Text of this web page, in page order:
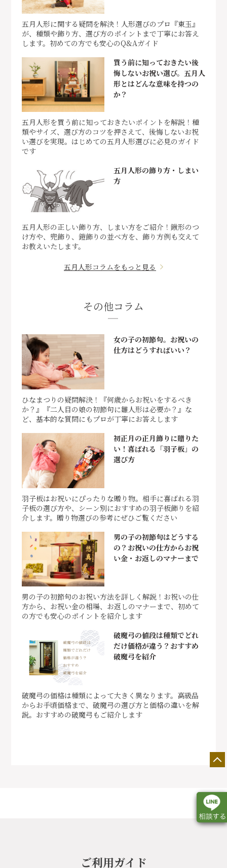
五月人形に関する疑問を解決！人形選びのプロ『東玉』
が、種類や飾り方、選び方のポイントまで丁寧にお答え
します。初めての方でも安心のQ&Aガイド
買う前に知っておきたい後
悔しないお祝い選び。五月人
形とはどんな意味を持つの
か？
五月人形を買う前に知っておきたいポイントを解説！種
類やサイズ、選び方のコツを押さえて、後悔しないお祝
い選びを実現。はじめての五月人形選びに必見のガイド
です
五月人形の飾り方・しまい
方
五月人形の正しい飾り方、しまい方をご紹介！鍬形のつ
け方や、兜飾り、鎧飾りの並べ方を、飾り方例も交えて
お教えいたします。
五月人形コラムをもっと見る
その他コラム
女の子の初節句。お祝いの
仕方はどうすればいい？
ひなまつりの疑問解決！『何歳からお祝いをするべき
か？』『二人目の娘の初節句に雛人形は必要か？』な
ど、基本的な質問にもプロが丁寧にお答えします
初正月の正月飾りに贈りた
い！喜ばれる「羽子板」の
選び方
羽子板はお祝いにぴったりな贈り物。相手に喜ばれる羽
子板の選び方や、シーン別におすすめの羽子板飾りを紹
介します。贈り物選びの参考にぜひご覧ください
男の子の初節句はどうする
の？お祝いの仕方からお祝
い金・お返しのマナーまで
男の子の初節句のお祝い方法を詳しく解説！お祝いの仕
方から、お祝い金の相場、お返しのマナーまで、初めて
の方でも安心のポイントを紹介します
破魔弓の値段は種類でどれ
だけ価格が違う？おすすめ
破魔弓を紹介
破魔弓の価格は種類によって大きく異なります。高級品
からお手頃価格まで、破魔弓の選び方と価格の違いを解
説。おすすめの破魔弓もご紹介します
ご利用ガイド